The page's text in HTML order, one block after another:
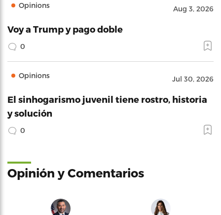
Opinions Aug 3, 2026
Voy a Trump y pago doble
0
Opinions Jul 30, 2026
El sinhogarismo juvenil tiene rostro, historia
y solución
0
Opinión y Comentarios